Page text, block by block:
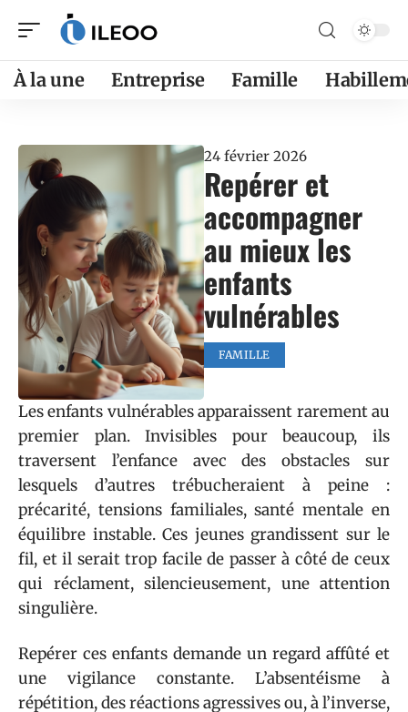
À la une Entreprise Famille
24 février 2026
Repérer et
accompagner
au mieux les
enfants
vulnérables
FAMILLE
Les enfants vulnérables apparaissent rarement au
premier plan. Invisibles pour beaucoup, ils
traversent l’enfance avec des obstacles sur
lesquels d’autres trébucheraient à peine :
précarité, tensions familiales, santé mentale en
équilibre instable. Ces jeunes grandissent sur le
fil, et il serait trop facile de passer à côté de ceux
qui réclament, silencieusement, une attention
singulière.
Repérer ces enfants demande un regard affûté et
une vigilance constante. L’absentéisme à
répétition, des réactions agressives ou, à l’inverse,